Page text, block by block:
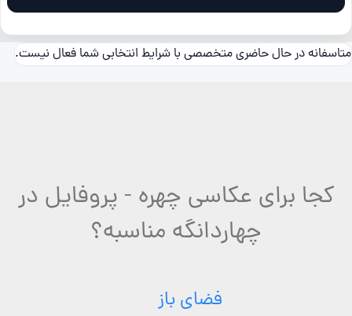
متاسفانه در حال حاضری متخصصی با شرایط انتخابی شما فعال نیست.
کجا برای عکاسی چهره - پروفایل در
چهاردانگه مناسبه؟
فضای باز